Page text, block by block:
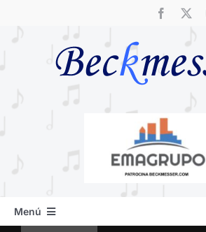
Menú